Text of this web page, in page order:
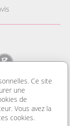
mariage. Vous
des housses de
Ce site
une
de
Vous avez la
cookies.